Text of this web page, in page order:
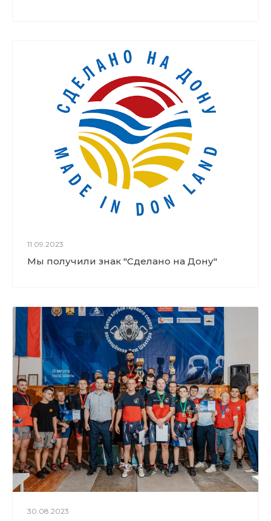
11.09.2023
Мы получили знак "Сделано на Дону"
30.08.2023